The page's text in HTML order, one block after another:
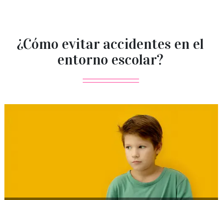
¿Cómo evitar accidentes en el
entorno escolar?